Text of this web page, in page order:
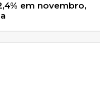
em novembro,